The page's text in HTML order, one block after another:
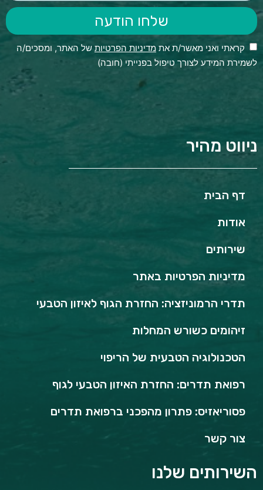
שלחו הודעה
קראתי ואני מאשר/ת את מדיניות הפרטיות של האתר, ומסכים/ה
לשמירת המידע לצורך טיפול בפנייתי (חובה)
ניווט מהיר
דף הבית
אודות
שירותים
מדיניות הפרטיות באתר
תדרי הרמוניזציה: החזרת הגוף לאיזון הטבעי
זיהומים כשורש המחלות
הטכנולוגיה הטבעית של הריפוי
רפואת תדרים: החזרת האיזון הטבעי לגוף
פסוריאזיס: פתרון מהפכני ברפואת תדרים
צור קשר
השירותים שלנו